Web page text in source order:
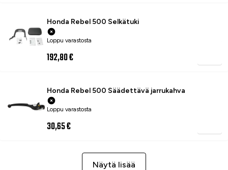
Honda Rebel 500 Selkätuki
Loppu varastosta
192,80 €
Honda Rebel 500 Säädettävä jarrukahva
Loppu varastosta
30,65 €
Näytä lisää